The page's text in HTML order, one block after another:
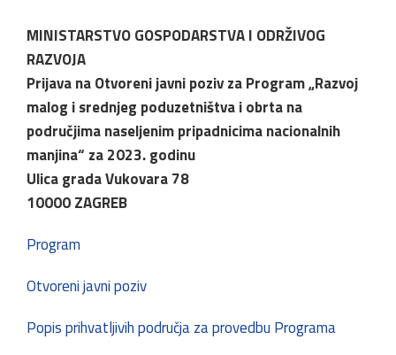
MINISTARSTVO GOSPODARSTVA I ODRŽIVOG
RAZVOJA
Prijava na Otvoreni javni poziv za Program „Razvoj
malog i srednjeg poduzetništva i obrta na
područjima naseljenim pripadnicima nacionalnih
manjina“ za 2023. godinu
Ulica grada Vukovara 78
10000 ZAGREB
Program
Otvoreni javni poziv
Popis prihvatljivih područja za provedbu Programa